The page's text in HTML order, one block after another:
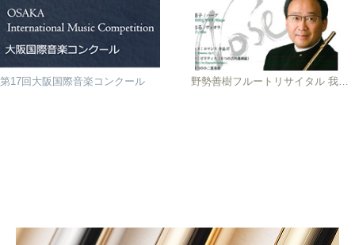
第17回大阪国際音楽コンクール